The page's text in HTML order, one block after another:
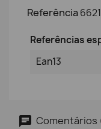
Referência
Referências
Ean13
Comentários